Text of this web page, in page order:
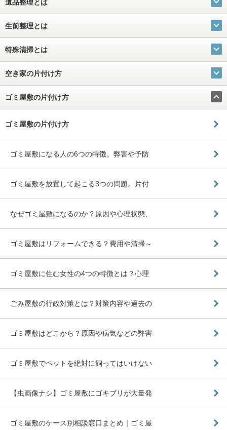
遺品整理とは
生前整理とは
特殊清掃とは
空き家の片付け方
ゴミ屋敷の片付け方
ゴミ屋敷の片付け方
ゴミ屋敷になる人の6つの特徴。弊害や予防
ゴミ屋敷を放置して起こる3つの問題。片付
なぜゴミ屋敷になるのか？原因や心理状態、
ゴミ屋敷はリフォームできる？費用や清掃～
ゴミ屋敷に住む女性の4つの特徴とは？心理
ごみ屋敷の行政対策とは？対策内容や過去の
ゴミ屋敷はどこから？原因や病気などの弊害
ゴミ屋敷でペットを絶対に飼ってはいけない
【虫画像ナシ】ゴミ屋敷にゴキブリが大量発
ゴミ屋敷のケース別相談窓口まとめ｜ゴミ屋